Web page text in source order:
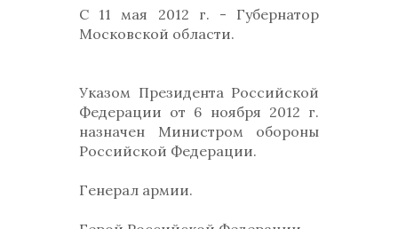
С 11 мая 2012 г. - Губернатор
Московской области.
Указом Президента Российской
Федерации от 6 ноября 2012 г.
назначен Министром обороны
Российской Федерации.
Генерал армии.